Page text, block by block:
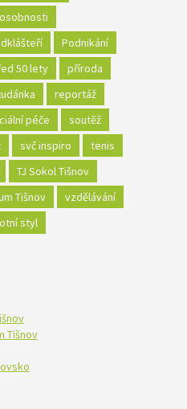
osobnosti
Podnikání
50 lety
příroda
reportáž
péče
soutěž
svč inspiro
tenis
TJ Sokol Tišnov
Tišnov
vzdělávání
styl
Tišnov